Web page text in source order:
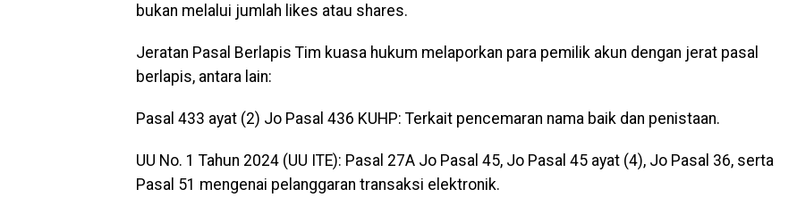
bukan melalui jumlah likes atau shares.
Jeratan Pasal Berlapis Tim kuasa hukum melaporkan para pemilik akun dengan jerat pasal
berlapis, antara lain:
Pasal 433 ayat (2) Jo Pasal 436 KUHP: Terkait pencemaran nama baik dan penistaan.
UU No. 1 Tahun 2024 (UU ITE): Pasal 27A Jo Pasal 45, Jo Pasal 45 ayat (4), Jo Pasal 36, serta
Pasal 51 mengenai pelanggaran transaksi elektronik.